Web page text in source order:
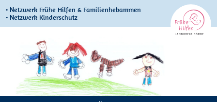
• Netzwerk Frühe Hilfen & Familienhebammen
• Netzwerk Kinderschutz